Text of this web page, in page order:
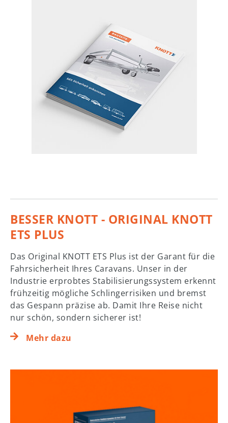
BESSER KNOTT - ORIGINAL KNOTT
ETS PLUS
Das Original KNOTT ETS Plus ist der Garant für die
Fahrsicherheit Ihres Caravans. Unser in der
Industrie erprobtes Stabilisierungssystem erkennt
frühzeitig mögliche Schlingerrisiken und bremst
das Gespann präzise ab. Damit Ihre Reise nicht
nur schön, sondern sicherer ist!
Mehr dazu